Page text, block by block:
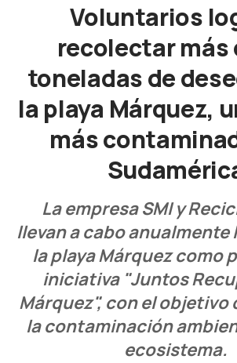
Voluntarios
recolectar más
toneladas de
la playa Márquez,
más
La empresa SMI y
llevan a cabo anualmente
la playa Márquez como
iniciativa "Juntos
Márquez", con el objetivo
la contaminación
ecosistema.